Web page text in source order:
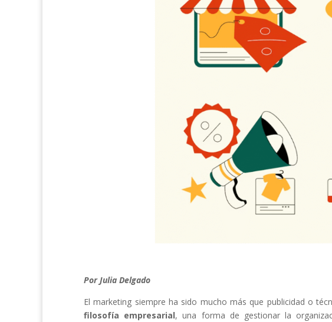
Por Julia Delgado
El marketing siempre ha sido mucho más que publicidad o
filosofía empresarial, una forma de gestionar la